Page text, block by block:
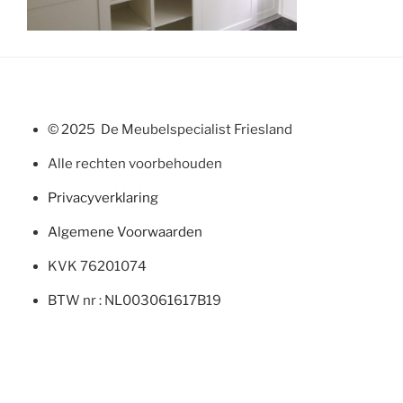
© 2025 De Meubelspecialist Friesland
Alle rechten voorbehouden
Privacyverklaring
Algemene Voorwaarden
KVK 76201074
BTW nr : NL003061617B19